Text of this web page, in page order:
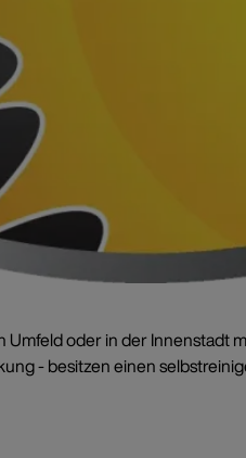
oder in der
- besitzen einen